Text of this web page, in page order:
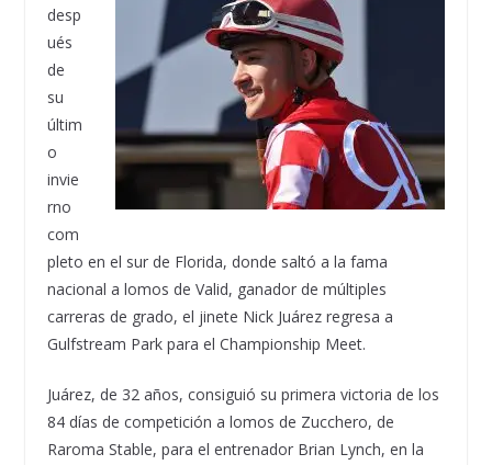
desp
ués
de
su
últim
o
invie
rno
com
pleto en el sur de Florida, donde saltó a la fama
nacional a lomos de Valid, ganador de múltiples
carreras de grado, el jinete Nick Juárez regresa a
Gulfstream Park para el Championship Meet.
Juárez, de 32 años, consiguió su primera victoria de los
84 días de competición a lomos de Zucchero, de
Raroma Stable, para el entrenador Brian Lynch, en la